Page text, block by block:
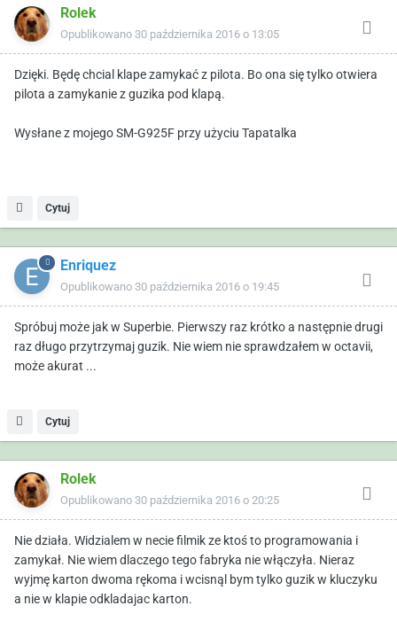
Rolek
Opublikowano 30 października 2016 o 13:05
Dzięki. Będę chcial klape zamykać z pilota. Bo ona się tylko otwiera
pilota a zamykanie z guzika pod klapą.
Wysłane z mojego SM-G925F przy użyciu Tapatalka
Cytuj
Enriquez
Opublikowano 30 października 2016 o 19:45
Spróbuj może jak w Superbie. Pierwszy raz krótko a następnie drugi
raz długo przytrzymaj guzik. Nie wiem nie sprawdzałem w octavii,
może akurat ...
Cytuj
Rolek
Opublikowano 30 października 2016 o 20:25
Nie działa. Widzialem w necie filmik ze ktoś to programowania i
zamykał. Nie wiem dlaczego tego fabryka nie włączyła. Nieraz
wyjmę karton dwoma rękoma i wcisnąl bym tylko guzik w kluczyku
a nie w klapie odkladajac karton.